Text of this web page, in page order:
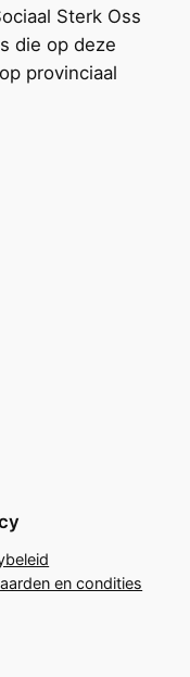
Sterk Oss
die op deze
provinciaal
en condities